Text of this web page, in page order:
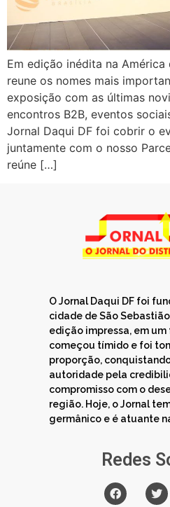
Em edição inédita na América
reune os nomes mais
exposição com as últimas
encontros B2B, eventos
Jornal Daqui DF foi cobrir o
juntamente com o nosso
reúne […]
O Jornal Daqui DF foi
cidade de São
edição impressa, em
começou tímido e foi
proporção,
autoridade pela
compromisso com o
região. Hoje, o Jornal
germânico e é atuante
Redes